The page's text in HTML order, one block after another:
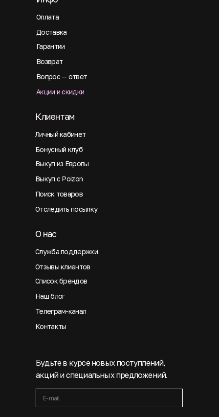
Оплата
Будьте в курсе новых поступлений,
акций и специальных предложений.
Доставка
Гарантии
Возврат
Вопрос — ответ
Акции и скидки
Личный кабинет
Клиентам
Бонусный клуб
Выкуп из Европы
Выкуп с Poizon
Поиск товаров
Отследить посылку
Служба поддержки
О нас
Отзывы клиентов
Список брендов
Наш блог
Телеграм-канал
Контакты